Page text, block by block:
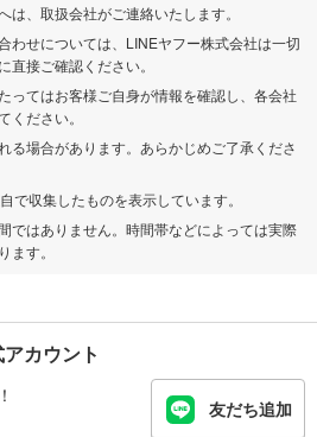
は、取扱会社がご連絡いたします。
わせについては、LINEヤフー株式会社は一切
接ご確認ください。
ってはお客様ご自身が情報を確認し、各会社
ください。
る場合があります。あらかじめご了承くださ
で収集したものを表示しています。
ではありません。時間帯などによっては実際
す。
カウント
友だち追加